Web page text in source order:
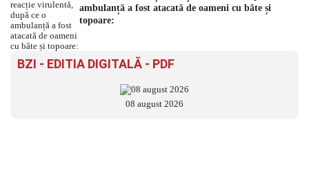
ambulanță a fost atacată de oameni cu bâte și
topoare:
BZI - EDITIA DIGITALĂ - PDF
08 august 2026